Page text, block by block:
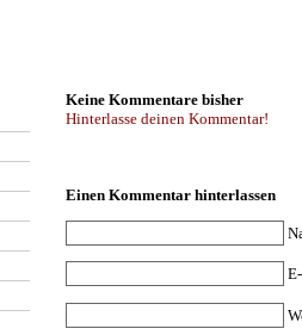
Keine Kommentare bisher
Hinterlasse deinen Kommentar!
Einen Kommentar hinterlassen